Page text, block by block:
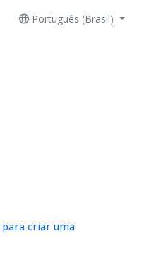
Português (Brasil)
para criar uma